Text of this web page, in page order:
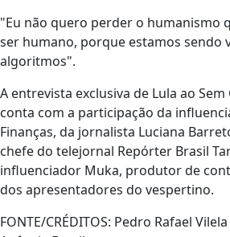
"Eu não quero perder o humanismo
ser humano, porque estamos sendo
algoritmos".
A entrevista exclusiva de Lula ao
conta com a participação da
Finanças, da jornalista Luciana
chefe do telejornal Repórter Brasil
influenciador Muka, produtor de
dos apresentadores do vespertino.
FONTE/CRÉDITOS: Pedro Rafael